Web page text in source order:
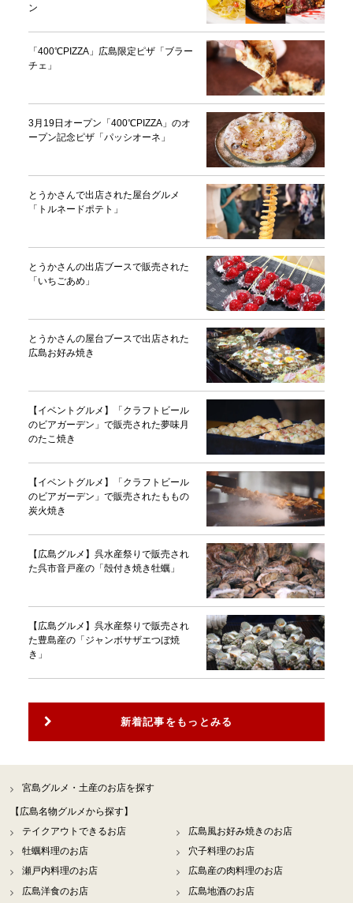
ン
「400℃PIZZA」広島限定ピザ「ブラー
チェ」
3月19日オープン「400℃PIZZA」のオ
ープン記念ピザ「パッシオーネ」
とうかさんで出店された屋台グルメ
「トルネードポテト」
とうかさんの出店ブースで販売された
「いちごあめ」
とうかさんの屋台ブースで出店された
広島お好み焼き
【イベントグルメ】「クラフトビール
のビアガーデン」で販売された夢味月
のたこ焼き
【イベントグルメ】「クラフトビール
のビアガーデン」で販売されたももの
炭火焼き
【広島グルメ】呉水産祭りで販売され
た呉市音戸産の「殻付き焼き牡蠣」
【広島グルメ】呉水産祭りで販売され
た豊島産の「ジャンボサザエつぼ焼
き」
新着記事をもっとみる
宮島グルメ・土産のお店を探す
【広島名物グルメから探す】
テイクアウトできるお店
広島風お好み焼きのお店
牡蠣料理のお店
穴子料理のお店
瀬戸内料理のお店
広島産の肉料理のお店
広島洋食のお店
広島地酒のお店